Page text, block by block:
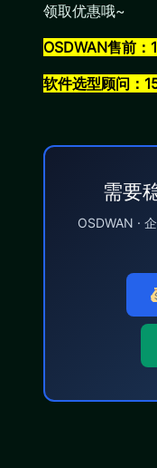
领取优惠哦~
OSDWAN售前
软件选型顾问：
需要
OSDWAN ·